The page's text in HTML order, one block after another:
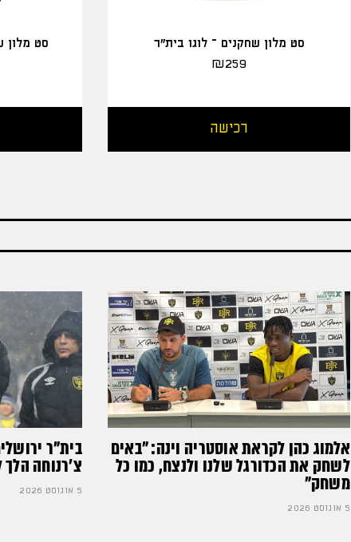
סט מלון שחקנים – לוגו בית"ר
₪259
רכישה
סט מלון
אלמוג כהן לקראת אוסטריה וינה: ״באים
לשחק את הכדורגל שלנו ולנצח, כמו כל
משחק״
5 אוגוסט 2026
בית"ר
צ'רנוחה הלך
5 אוגוסט 2026